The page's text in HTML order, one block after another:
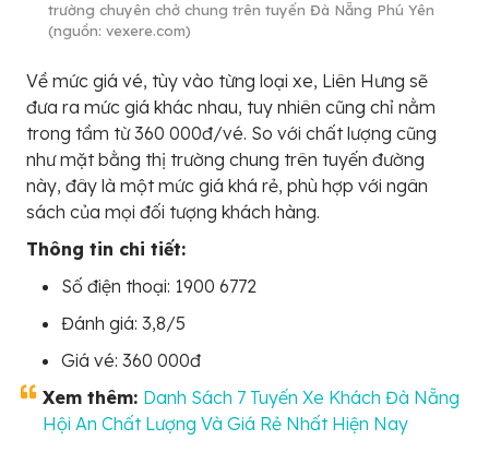
trường chuyên chở chung trên tuyến Đà Nẵng Phú Yên
(nguồn: vexere.com)
Về mức giá vé, tùy vào từng loại xe, Liên Hưng sẽ
đưa ra mức giá khác nhau, tuy nhiên cũng chỉ nằm
trong tầm từ 360 000đ/vé. So với chất lượng cũng
như mặt bằng thị trường chung trên tuyến đường
này, đây là một mức giá khá rẻ, phù hợp với ngân
sách của mọi đối tượng khách hàng.
Thông tin chi tiết:
Số điện thoại: 1900 6772
Đánh giá: 3,8/5
Giá vé: 360 000đ
Xem thêm: Danh Sách 7 Tuyến Xe Khách Đà Nẵng
Hội An Chất Lượng Và Giá Rẻ Nhất Hiện Nay